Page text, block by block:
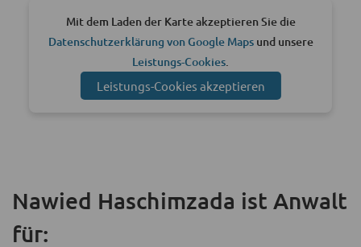
Mit dem Laden der Karte akzeptieren Sie die
Datenschutzerklärung von Google Mapsund unsere
Leistungs-Cookies
Leistungs-Cookies akzeptieren
Nawied Haschimzada ist Anwalt
für: